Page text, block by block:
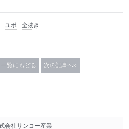
ユポ 全抜き
一覧にもどる 次の記事へ»